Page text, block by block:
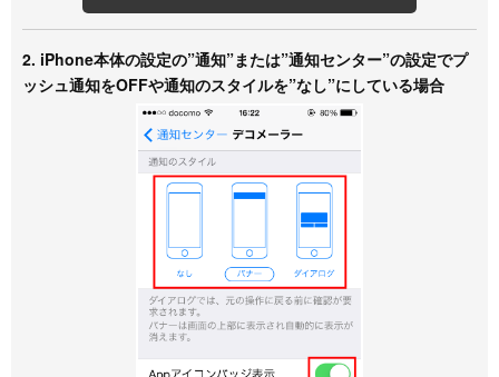
2. iPhone本体の設定の”通知”または”通知センター”の設定でプ
ッシュ通知をOFFや通知のスタイルを”なし”にしている場合